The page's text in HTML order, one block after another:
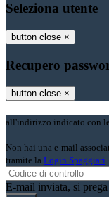
Seleziona utente
button close ×
Recupero
button close ×
all'indirizzo indicato con
Non hai una e-mail
tramite la Login Spaggiari
E-mail inviata, si